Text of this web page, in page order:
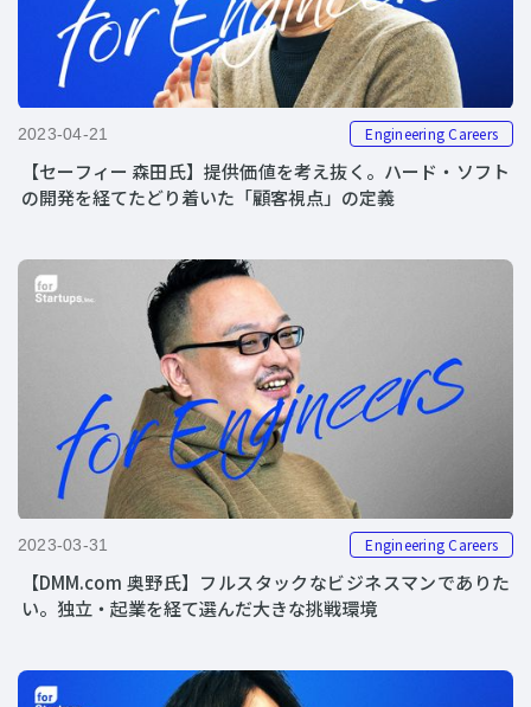
2023-04-21 Engineering Careers
【セーフィー 森田氏】提供価値を考え抜く。ハード・ソフト
の開発を経てたどり着いた「顧客視点」の定義
2023-03-31 Engineering Careers
【DMM.com 奥野氏】フルスタックなビジネスマンでありた
い。独立・起業を経て選んだ大きな挑戦環境